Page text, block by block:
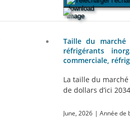
Taille du
réfrigérants
commerciale,
La taille du
de dollars d’ici
June, 2026 | Année de